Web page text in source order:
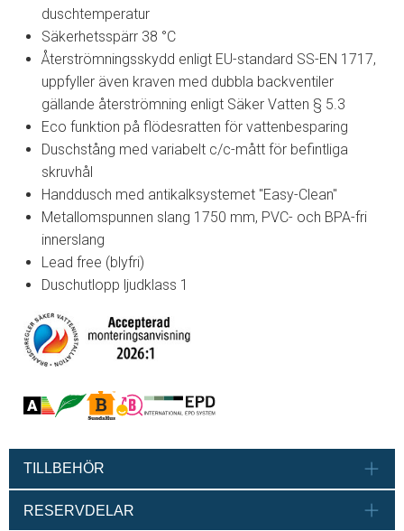
duschtemperatur
Säkerhetsspärr 38 °C
Återströmningsskydd enligt EU-standard SS-EN 1717,
uppfyller även kraven med dubbla backventiler
gällande återströmning enligt Säker Vatten § 5.3
Eco funktion på flödesratten för vattenbesparing
Duschstång med variabelt c/c-mått för befintliga
skruvhål
Handdusch med antikalksystemet "Easy-Clean"
Metallomspunnen slang 1750 mm, PVC- och BPA-fri
innerslang
Lead free (blyfri)
Duschutlopp ljudklass 1
TILLBEHÖR
RESERVDELAR